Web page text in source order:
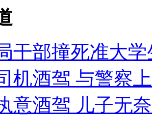
殴打老人 痛下狠手拳打脚踢
干部撞死准大
机酒驾 与警察
意酒驾 儿子无